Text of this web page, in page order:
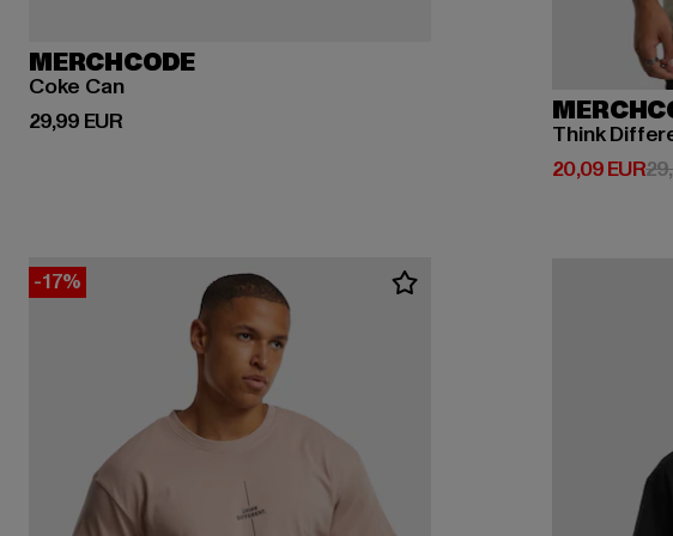
MERCHCODE
Coke Can
29,99 EUR
Prix courant: 29,99 EUR
Think
20,09 EUR
Prix courant:
-17%